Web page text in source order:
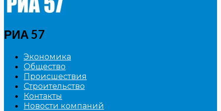
РИА 57
Экономика
Общество
Происшествия
Строительство
Контакты
Новости компаний